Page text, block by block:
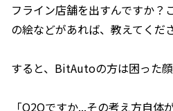
フライン店舗を出すんですか？
の絵などがあれば、教えてくだ
すると、BitAutoの方は困った顔
「O2Oですか...その考え方自体